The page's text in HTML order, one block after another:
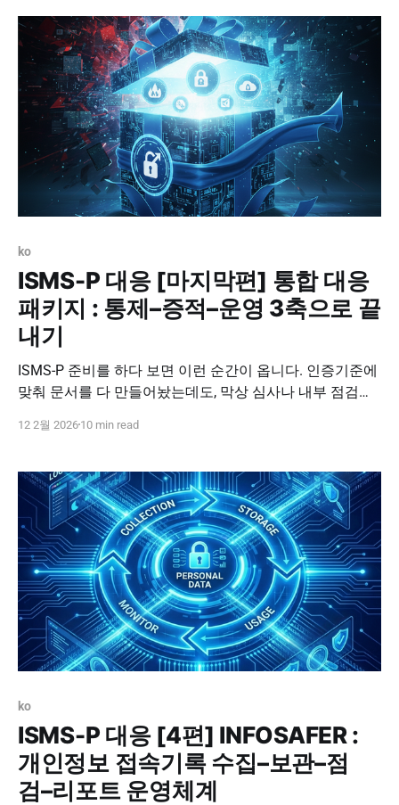
한 번, 계정 한 번, 백도어 한 번으로 시작한
ko
ISMS-P 대응 [마지막편] 통합 대응
패키지 : 통제–증적–운영 3축으로 끝
내기
ISMS-P 준비를 하다 보면 이런 순간이 옵니다. 인증기준에
맞춰 문서를 다 만들어놨는데도, 막상 심사나 내부 점검에
하나요?”, “암호화는 어디까지 적용되어 있나요?”, “접속기
입니다. ISMS-P 대응은 통제(정책·설정) + 증적(제출물) +
운영(반복 루틴)이 한 세트로
12 2월 2026 10 min read
ko
ISMS-P 대응 [4편] INFOSAFER :
개인정보 접속기록 수집–보관–점
검–리포트 운영체계